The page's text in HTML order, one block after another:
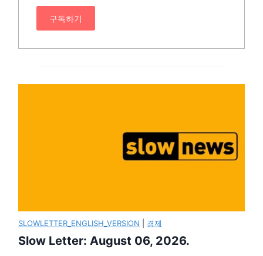
구독하기
SLOWLETTER_ENGLISH_VERSION 경제
Slow Letter: August 06, 2026.